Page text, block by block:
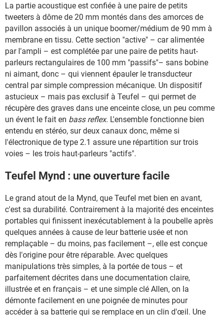
La partie acoustique est confiée à une paire de petits
tweeters à dôme de 20 mm montés dans des amorces de
pavillon associés à un unique boomer/médium de 90 mm à
membrane en tissu. Cette section "active" – car alimentée
par l'ampli – est complétée par une paire de petits haut-
parleurs rectangulaires de 100 mm "passifs"– sans bobine
ni aimant, donc – qui viennent épauler le transducteur
central par simple compression mécanique. Un dispositif
astucieux – mais pas exclusif à Teufel – qui permet de
récupère des graves dans une enceinte close, un peu comme
un évent le fait en bass reflex. L'ensemble fonctionne bien
entendu en stéréo, sur deux canaux donc, même si
l'électronique de type 2.1 assure une répartition sur trois
voies – les trois haut-parleurs "actifs".
Teufel Mynd : une ouverture facile
Le grand atout de la Mynd, que Teufel met bien en avant,
c'est sa durabilité. Contrairement à la majorité des enceintes
portables qui finissent inexécutablement à la poubelle après
quelques années à cause de leur batterie usée et non
remplaçable – du moins, pas facilement –, elle est conçue
dès l'origine pour être réparable. Avec quelques
manipulations très simples, à la portée de tous – et
parfaitement décrites dans une documentation claire,
illustrée et en français – et une simple clé Allen, on la
démonte facilement en une poignée de minutes pour
accéder à sa batterie qui se remplace en un clin d'œil. Une